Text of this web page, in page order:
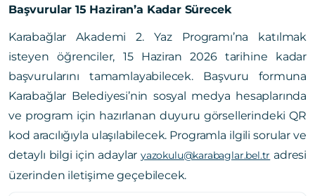
Başvurular 15 Haziran’a Kadar Sürecek
Karabağlar Akademi 2. Yaz Programı’na katılmak
isteyen öğrenciler, 15 Haziran 2026 tarihine kadar
başvurularını tamamlayabilecek. Başvuru formuna
Karabağlar Belediyesi’nin sosyal medya hesaplarında
ve program için hazırlanan duyuru görsellerindeki QR
kod aracılığıyla ulaşılabilecek. Programla ilgili sorular ve
detaylı bilgi için adaylar yazokulu@karabaglar.bel.tr adresi
üzerinden iletişime geçebilecek.